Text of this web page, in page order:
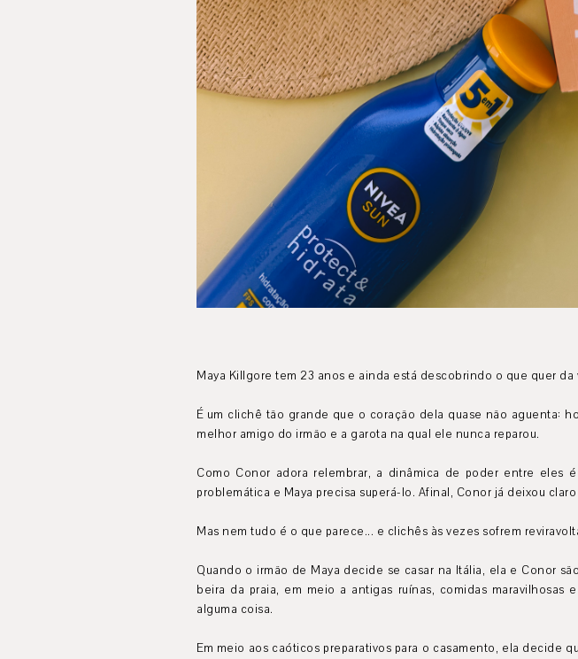
Maya Killgore tem 23 anos e ainda está descobrindo o que quer
É um clichê tão grande que o coração dela quase não aguenta:
melhor amigo do irmão e a garota na qual ele nunca reparou.
Como Conor adora relembrar, a dinâmica de poder entre eles
problemática e Maya precisa superá-lo. Afinal, Conor já deixou
Mas nem tudo é o que parece... e clichês às vezes sofrem
Quando o irmão de Maya decide se casar na Itália, ela e Conor
beira da praia, em meio a antigas ruínas, comidas
alguma coisa.
Em meio aos caóticos preparativos para o casamento, ela decide